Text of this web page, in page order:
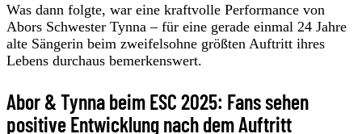
Was dann folgte, war eine kraftvolle Performance von
Abors Schwester Tynna – für eine gerade einmal 24 Jahre
alte Sängerin beim zweifelsohne größten Auftritt ihres
Lebens durchaus bemerkenswert.
Abor & Tynna beim ESC 2025: Fans sehen
positive Entwicklung nach dem Auftritt